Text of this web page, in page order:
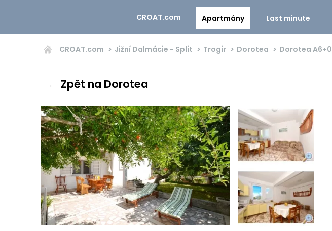
CROAT.com Apartmány Last minute
CROAT.com Jižní Dalmácie - Split Trogir Dorotea Dorotea A6+0
← Zpět na Dorotea